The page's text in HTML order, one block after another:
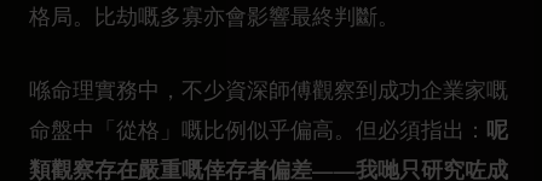
格局。比劫嘅多寡亦會影響最終判斷。
喺命理實務中，不少資深師傅觀察到成功企業家嘅
命盤中「從格」嘅比例似乎偏高。但必須指出： 呢
類觀察存在嚴重嘅倖存者偏差——我哋只研究咗成